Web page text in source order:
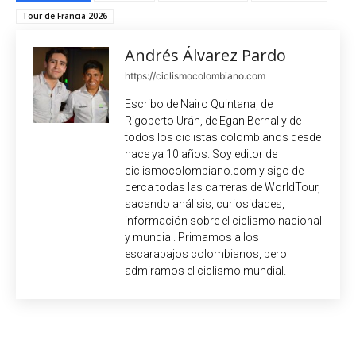
Tour de Francia 2026
Andrés Álvarez Pardo
https://ciclismocolombiano.com
Escribo de Nairo Quintana, de
Rigoberto Urán, de Egan Bernal y de
todos los ciclistas colombianos desde
hace ya 10 años. Soy editor de
ciclismocolombiano.com y sigo de
cerca todas las carreras de WorldTour,
sacando análisis, curiosidades,
información sobre el ciclismo nacional
y mundial. Primamos a los
escarabajos colombianos, pero
admiramos el ciclismo mundial.